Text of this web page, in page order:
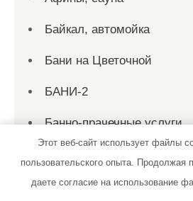
Байкал, автомойка
Бани на Цветочной
БАНИ-2
Банно-прачечные услуги
Банный комплекс, Банный
Этот веб-сайт использует файлы
пользовательского опыта. Продолжая
даете согласие на использование